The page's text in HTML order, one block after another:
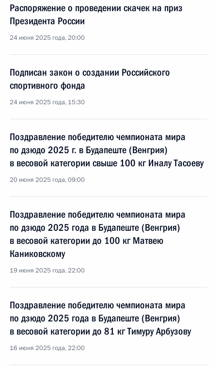
Распоряжение о проведении скачек на приз
Президента России
24 июня 2025 года, 20:00
Подписан закон о создании Российского
спортивного фонда
24 июня 2025 года, 15:30
Поздравление победителю чемпионата мира
по дзюдо 2025 г. в Будапеште (Венгрия)
в весовой категории свыше 100 кг Иналу Тасоеву
20 июня 2025 года, 09:00
Поздравление победителю чемпионата мира
по дзюдо 2025 года в Будапеште (Венгрия)
в весовой категории до 100 кг Матвею
Каниковскому
19 июня 2025 года, 22:00
Поздравление победителю чемпионата мира
по дзюдо 2025 года в Будапеште (Венгрия)
в весовой категории до 81 кг Тимуру Арбузову
16 июня 2025 года, 22:00